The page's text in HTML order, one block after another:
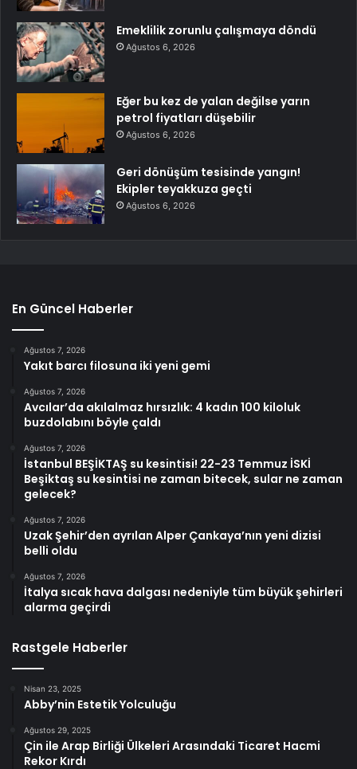
Emeklilik zorunlu çalışmaya döndü
Ağustos 6, 2026
Eğer bu kez de yalan değilse yarın
petrol fiyatları düşebilir
Ağustos 6, 2026
Geri dönüşüm tesisinde yangın!
Ekipler teyakkuza geçti
Ağustos 6, 2026
En Güncel Haberler
Ağustos 7, 2026
Yakıt barcı filosuna iki yeni gemi
Ağustos 7, 2026
Avcılar’da akılalmaz hırsızlık: 4 kadın 100 kiloluk
buzdolabını böyle çaldı
Ağustos 7, 2026
İstanbul BEŞİKTAŞ su kesintisi! 22-23 Temmuz İSKİ
Beşiktaş su kesintisi ne zaman bitecek, sular ne zaman
gelecek?
Ağustos 7, 2026
Uzak Şehir’den ayrılan Alper Çankaya’nın yeni dizisi
belli oldu
Ağustos 7, 2026
İtalya sıcak hava dalgası nedeniyle tüm büyük şehirleri
alarma geçirdi
Rastgele Haberler
Nisan 23, 2025
Abby’nin Estetik Yolculuğu
Ağustos 29, 2025
Çin ile Arap Birliği Ülkeleri Arasındaki Ticaret Hacmi
Rekor Kırdı